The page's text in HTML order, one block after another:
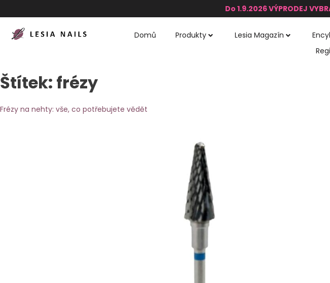
Do 1.9.2026 VÝPRODEJ
Domů Produkty Lesia Magazín
Štítek: frézy
Frézy na nehty: vše, co potřebujete vědět